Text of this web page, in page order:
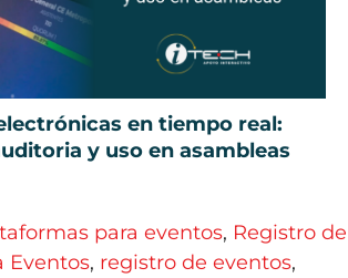
en tiempo real:
y uso en asambleas
para eventos, Registro de
Eventos, registro de eventos,